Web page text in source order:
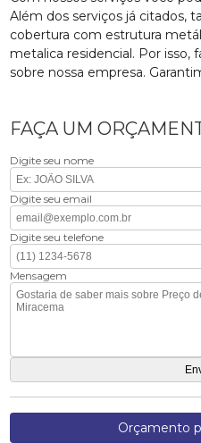
Além dos serviços já citados,
cobertura com estrutura
metalica residencial. Por isso,
sobre nossa empresa.
FAÇA UM
Digite seu nome
Digite seu email
Digite seu telefone
Mensagem
Orçamento